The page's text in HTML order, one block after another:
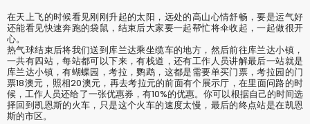
在天上飞的时候看见刚刚升起的太阳，远处的高山心情舒畅，要是运气好
还能看见快速奔跑的袋鼠，结束后大家要一起帮忙将伞收起，一起做很开
心。
热气球结束后将我们送到库兰达乘坐缆车的地方，然后前往库兰达小镇，
一共有四站，每站都可以下来，有栈道，还有工作人员讲解最后一站就是
库兰达小镇，有蝴蝶园，考拉，鹦鹉，这都是需要单买门票，考拉园的门
票18澳元，照相20澳元，再去考拉元的前面有个展示厅，在里面问路的时
候，工作人员还给了一张优惠券，有10%的优惠。你可以根据自己的时间选
择回到凯恩斯的火车，只是这个火车的速度太慢，最后的终点站是在凯恩
斯的市区。